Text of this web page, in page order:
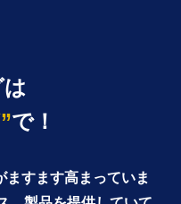
で！
すます高まっていま